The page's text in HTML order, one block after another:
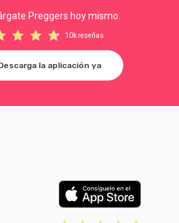
Preggers hoy mismo.
10k reseñas
la aplicación ya